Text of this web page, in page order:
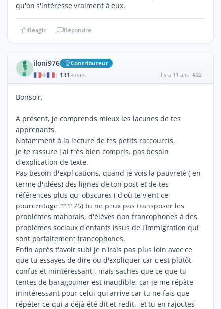
qu'on s'intéresse vraiment à eux.
Réagir Répondre
iloni976 Contributeur
| 131 POSTS il y a 11 ans #22
Bonsoir,
A présent, je comprends mieux les lacunes de tes
apprenants.
Notamment à la lecture de tes petits raccourcis.
je te rassure j'ai très bien compris, pas besoin
d'explication de texte.
Pas besoin d'explications, quand je vois la pauvreté ( en
terme d'idées) des lignes de ton post et de tes
références plus qu' obscures ( d'où te vient ce
pourcentage ???? 75) tu ne peux pas transposer les
problèmes mahorais, d'élèves non francophones à des
problèmes sociaux d'enfants issus de l'immigration qui
sont parfaitement francophones.
Enfin après t'avoir subi je n'irais pas plus loin avec ce
que tu essayes de dire ou d'expliquer car c'est plutôt
confus et inintéressant , mais saches que ce que tu
tentes de baragouiner est inaudible, car je me répète
inintéressant pour celui qui arrive car tu ne fais que
répéter ce qui a déjà été dit et redit, et tu en rajoutes